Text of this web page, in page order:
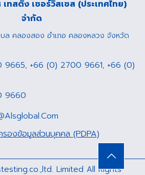
ทสติ้ง เซอร์วิสเซส (ประเทศไทย)
จำกัด
ล คลองสอง อำเภอ คลองหลวง จังหวัด
9665, +66 (0) 2700 9661, +66 (0)
9660
องข้อมูลส่วนบุคคล (PDPA)
Limited All Rights